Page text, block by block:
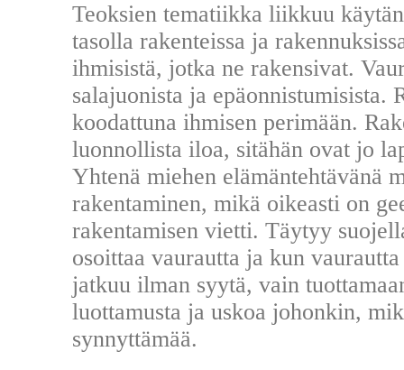
Teoksien tematiikka liikkuu
tasolla rakenteissa ja
ihmisistä, jotka ne rakensivat.
salajuonista ja epäonnistumisista.
koodattuna ihmisen perimään.
luonnollista iloa, sitähän ovat jo
Yhtenä miehen elämäntehtävänä
rakentaminen, mikä oikeasti on
rakentamisen vietti. Täytyy
osoittaa vaurautta ja kun
jatkuu ilman syytä, vain
luottamusta ja uskoa johonkin,
synnyttämää.